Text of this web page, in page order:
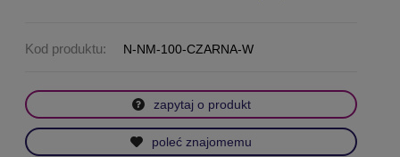
Kod produktu: N-NM-100-CZARNA-W
zapytaj o produkt
poleć znajomemu